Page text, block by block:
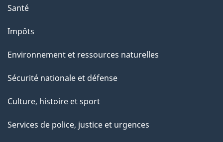
Santé
Impôts
Environnement et ressources naturelles
Sécurité nationale et défense
Culture, histoire et sport
Services de police, justice et urgences